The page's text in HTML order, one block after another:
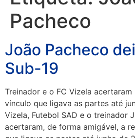
Pacheco
João Pacheco
Sub-19
Treinador e o FC Vizela
vínculo que ligava as partes até
Vizela, Futebol SAD e o treinador
acertaram, de forma amigável, a